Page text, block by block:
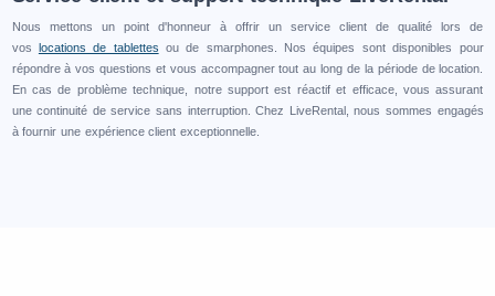
Nous mettons un point d'honneur à offrir un service client de qualité lors de
vos locations de tablettes ou de smarphones. Nos équipes sont disponibles pour
répondre à vos questions et vous accompagner tout au long de la période de location.
En cas de problème technique, notre support est réactif et efficace, vous assurant
une continuité de service sans interruption. Chez LiveRental, nous sommes engagés
à fournir une expérience client exceptionnelle.